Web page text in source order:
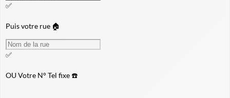
✅
Puis votre rue 🏠
✅
OUVotre N° Tel fixe ☎️